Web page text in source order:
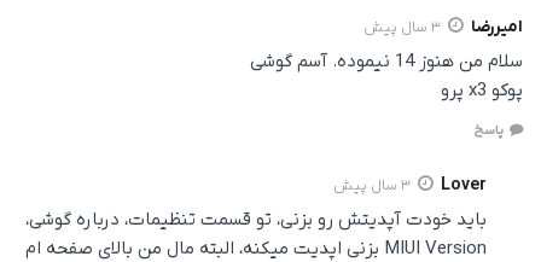
امیررضا 3 سال پیش
سلام من هنوز 14 نیموده. آسم گوشی
پوکو x3 پرو
پاسخ
Lover 3 سال پیش
باید خودت آپدیتش رو بزنی، تو قسمت تنظیمات، درباره گوشی،
MIUI Version بزنی اپدیت میکنه، البته مال من بالای صفحه ام